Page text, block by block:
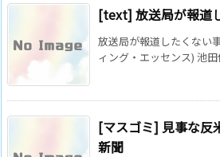
[text] 放送局が報道
放送局が報道したくな
ィング・エッセンス) 池田
[マスゴミ] 見事な反
新聞